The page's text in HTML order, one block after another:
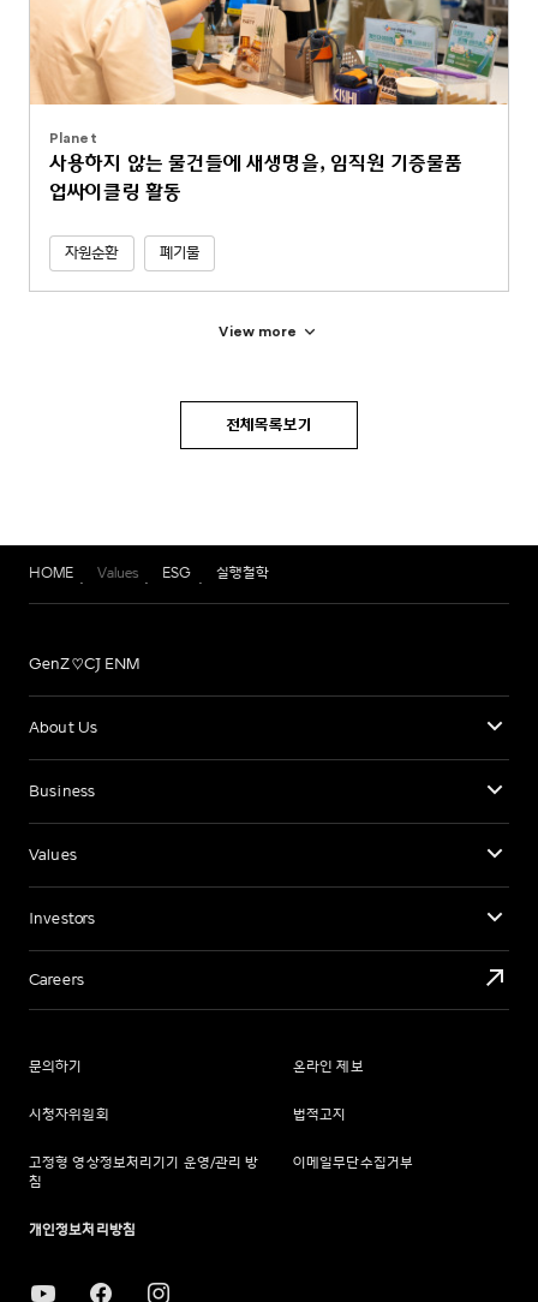
Planet
사용하지 않는 물건들에 새생명을, 임직원 기증물품
업싸이클링 활동
자원순환 폐기물
View more
전체목록보기
HOME Values ESG 실행철학
GenZ♡CJ ENM
About Us
Business
Values
Investors
Careers
문의하기 온라인 제보
시청자위원회 법적고지
고정형 영상정보처리기기 운영/관리 방
침
이메일무단수집거부
개인정보처리방침